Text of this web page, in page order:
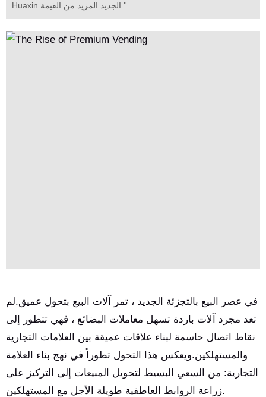
Huaxin الجديد المزيد من القيمة.''
في عصر البيع بالتجزئة الجديد ، تمر آلات البيع بتحول عميق.لم
تعد مجرد آلات باردة تسهل معاملات البضائع ، فهي تتطور إلى
نقاط اتصال حاسمة لبناء علاقات عميقة بين العلامات التجارية
والمستهلكين.ويعكس هذا التحول تطوراً في نهج بناء العلامة
التجارية: من السعي البسيط لتحويل المبيعات إلى التركيز على
زراعة الروابط العاطفية طويلة الأجل مع المستهلكين.